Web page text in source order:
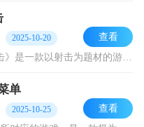
2025-10-20
《变装战机2：银河射击》是一款以射击为题材的游戏，它采用像素画风精心打造。在游戏里，玩家会遭遇各式各样敌方的战机，需要持续收集金币投入战斗，并设法提升自身战机的
查看
单
2025-10-25 查看